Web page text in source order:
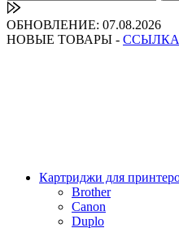
ОБНОВЛЕНИЕ: 07.08.2026
НОВЫЕ ТОВАРЫ - ССЫЛКА
Картриджи для
Brother
Canon
Duplo